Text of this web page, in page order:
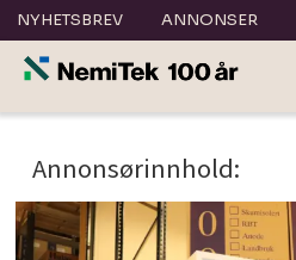
NYHETSBREV ANNONSER
Tag:
sintef
Annonsørinnhold: